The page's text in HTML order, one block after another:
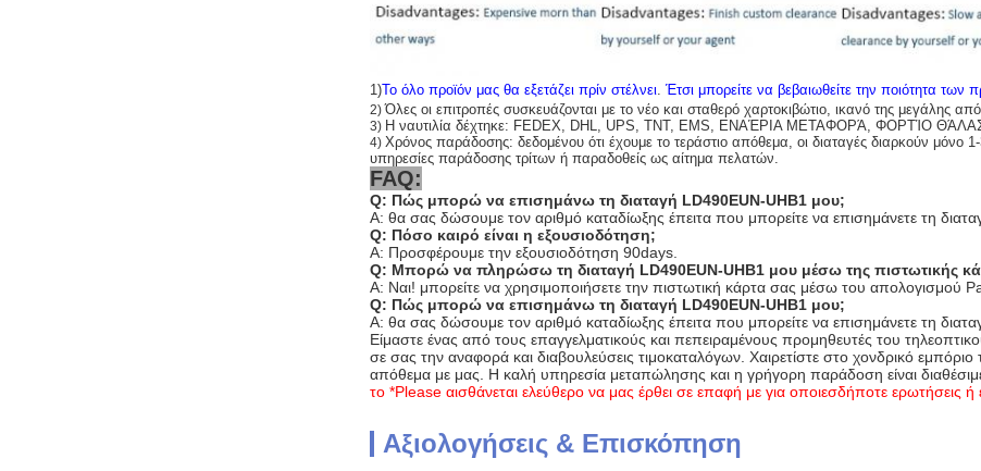
1)Το όλο προϊόν μας θα εξετάζει πρίν στέλνει. Έτσι μπορείτε να βεβαιωθείτε την ποιότητα των
2)Όλες οι επιτροπές συσκευάζονται με το νέο και σταθερό χαρτοκιβώτιο, ικανό της μεγάλης
3) Η ναυτιλία δέχτηκε: FEDEX, DHL, UPS, TNT, EMS, ΕΝΑΈΡΙΑ ΜΕΤΑΦΟΡΆ, ΦΟΡΤΊΟ
4) Χρόνος παράδοσης: δεδομένου ότι έχουμε το τεράστιο απόθεμα, οι διαταγές διαρκούν μόνο
υπηρεσίες παράδοσης τρίτων ή παραδοθείς ως αίτημα πελατών.
FAQ:
Q: Πώς μπορώ να επισημάνω τη διαταγή LD490EUN-UHB1 μου;
Α: θα σας δώσουμε τον αριθμό καταδίωξης έπειτα που μπορείτε να επισημάνετε τη
Q: Πόσο καιρό είναι η εξουσιοδότηση;
Α: Προσφέρουμε την εξουσιοδότηση 90days.
Q: Μπορώ να πληρώσω τη διαταγή LD490EUN-UHB1 μου μέσω της πιστωτικής
Α: Ναι! μπορείτε να χρησιμοποιήσετε την πιστωτική κάρτα σας μέσω του απολογισμού
Q: Πώς μπορώ να επισημάνω τη διαταγή LD490EUN-UHB1 μου;
Α: θα σας δώσουμε τον αριθμό καταδίωξης έπειτα που μπορείτε να επισημάνετε τη
Είμαστε ένας από τους επαγγελματικούς και πεπειραμένους προμηθευτές του
σε σας την αναφορά και διαβουλεύσεις τιμοκαταλόγων. Χαιρετίστε στο χονδρικό
απόθεμα με μας. Η καλή υπηρεσία μεταπώλησης και η γρήγορη παράδοση είναι
το *Please αισθάνεται ελεύθερο να μας έρθει σε επαφή με για οποιεσδήποτε ερωτήσεις
Αξιολογήσεις & Επισκόπηση